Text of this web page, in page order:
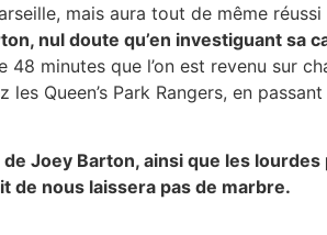
mais aura tout de même
nul doute qu’en investiguant sa
48 minutes que l’on est revenu sur
Queen’s Park Rangers, en
Joey Barton, ainsi que les
de nous laissera pas de marbre.